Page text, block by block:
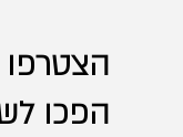
הצטרפו
הפכו